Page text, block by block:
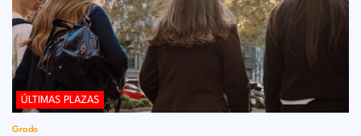
ÚLTIMAS PLAZAS
Grado